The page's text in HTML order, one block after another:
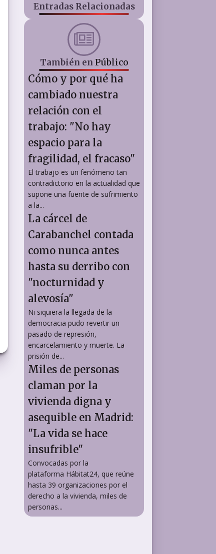
Entradas Relacionadas
También en Público
Cómo y por qué ha
cambiado nuestra
relación con el
trabajo: "No hay
espacio para la
fragilidad, el fracaso"
El trabajo es un fenómeno tan
contradictorio en la actualidad que
supone una fuente de sufrimiento
a la...
La cárcel de
Carabanchel contada
como nunca antes
hasta su derribo con
"nocturnidad y
alevosía"
Ni siquiera la llegada de la
democracia pudo revertir un
pasado de represión,
encarcelamiento y muerte. La
prisión de...
Miles de personas
claman por la
vivienda digna y
asequible en Madrid:
"La vida se hace
insufrible"
Convocadas por la
plataforma Hábitat24, que reúne
hasta 39 organizaciones por el
derecho a la vivienda, miles de
personas...